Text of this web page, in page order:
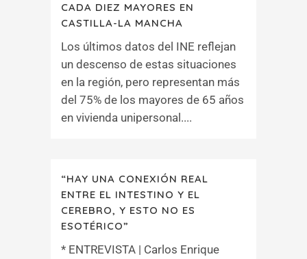
CADA DIEZ MAYORES EN
CASTILLA-LA MANCHA
Los últimos datos del INE reflejan
un descenso de estas situaciones
en la región, pero representan más
del 75% de los mayores de 65 años
en vivienda unipersonal....
“HAY UNA CONEXIÓN REAL
ENTRE EL INTESTINO Y EL
CEREBRO, Y ESTO NO ES
ESOTÉRICO”
* ENTREVISTA | Carlos Enrique